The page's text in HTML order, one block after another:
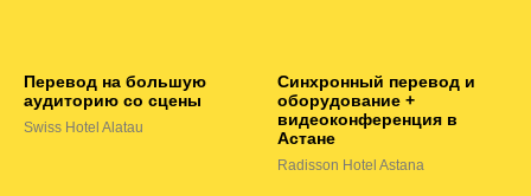
Перевод на большую
аудиторию со сцены
Swiss Hotel Alatau
Синхронный перевод и
оборудование +
видеоконференция в
Астане
Radisson Hotel Astana